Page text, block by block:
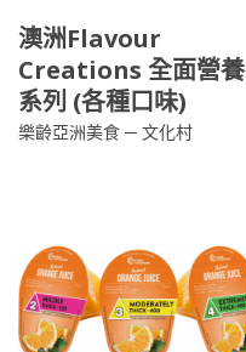
澳洲Flavour
Creations 全面營養
系列 (各種口味)
樂齡亞洲美食 ─ 文化村